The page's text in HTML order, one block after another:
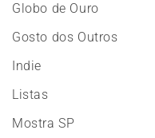
Globo de Ouro
Gosto dos Outros
Indie
Listas
Mostra SP